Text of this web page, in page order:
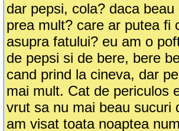
dar pepsi, cola? daca
prea mult? care ar putea fi
asupra fatului? eu am o
de pepsi si de bere, bere
cand prind la cineva, dar
mai mult. Cat de periculos
vrut sa nu mai beau sucuri
am visat toata noaptea